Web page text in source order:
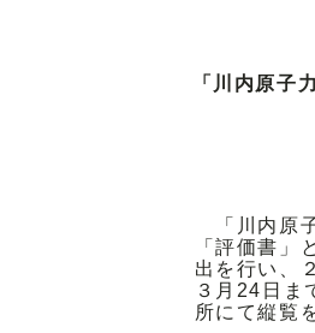
「川内原子
「川内原
「評価書」
出を行い、
３月24日ま
所にて縦覧